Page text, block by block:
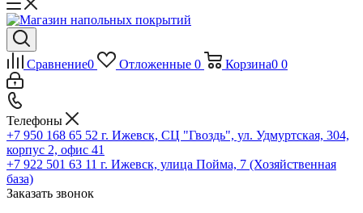
Сравнение0 Отложенные 0 Корзина0 0
Телефоны
+7 950 168 65 52 г. Ижевск, СЦ "Гвоздь", ул. Удмуртская, 304,
корпус 2, офис 41
+7 922 501 63 11 г. Ижевск, улица Пойма, 7 (Хозяйственная
база)
Заказать звонок